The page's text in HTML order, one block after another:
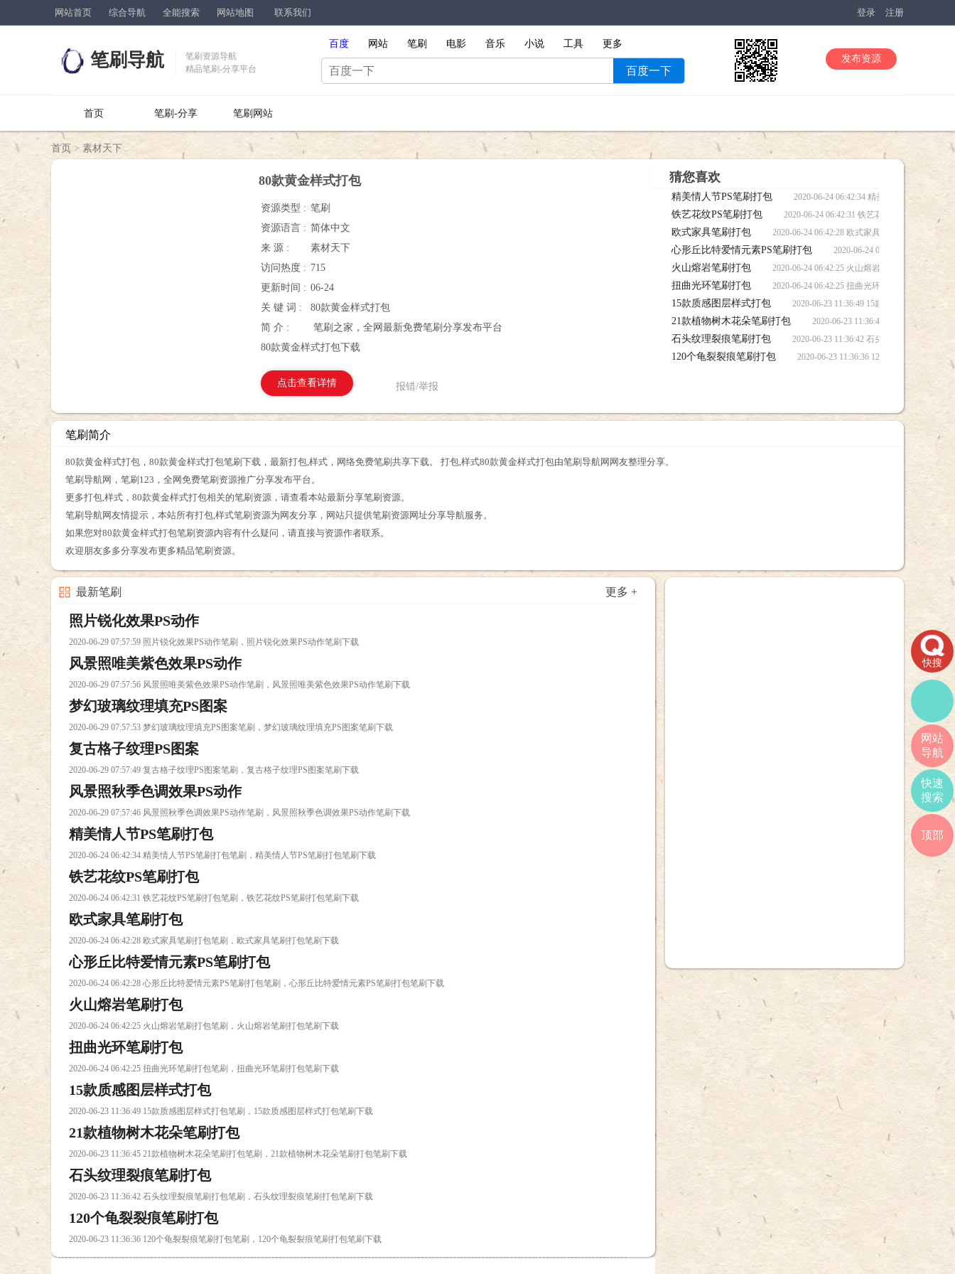
网站首页 综合导航 全能搜索 网站地图 联系我们 登录 注册
笔刷导航
笔刷资源导航
精品笔刷-分享平台
百度 网站 笔刷 电影 音乐 小说 工具 更多
百度一下
发布资源
首页 笔刷-分享 笔刷网站
首页 > 素材天下
80款黄金样式打包
资源类型 : 笔刷
资源语言 : 简体中文
来 源 :
素材天下
访问热度 : 715
更新时间 : 06-24
关 键 词 :
80款黄金样式打包
简 介 :
笔刷之家，全网最新免费笔刷分享发布平台
80款黄金样式打包下载
点击查看详情 报错/举报
猜您喜欢
精美情人节PS笔刷打包 2020-06-24 06:42:34 精美情人节PS笔刷打
铁艺花纹PS笔刷打包 2020-06-24 06:42:31 铁艺花纹PS笔刷打包笔
欧式家具笔刷打包 2020-06-24 06:42:28 欧式家具笔刷打包笔刷，欧
心形丘比特爱情元素PS笔刷打包 2020-06-24 06:42:28 心形丘比
火山熔岩笔刷打包 2020-06-24 06:42:25 火山熔岩笔刷打包笔刷，火
扭曲光环笔刷打包 2020-06-24 06:42:25 扭曲光环笔刷打包笔刷，扭
15款质感图层样式打包 2020-06-23 11:36:49 15款质感图层样式打
21款植物树木花朵笔刷打包 2020-06-23 11:36:45 21款植物树木
石头纹理裂痕笔刷打包 2020-06-23 11:36:42 石头纹理裂痕笔刷打
120个龟裂裂痕笔刷打包 2020-06-23 11:36:36 120个龟裂裂痕笔刷
笔刷简介
80款黄金样式打包，80款黄金样式打包笔刷下载，最新打包,样式，网络免费笔刷共享下载。 打包,样式80款黄金样式打包由笔刷导航网网友整理分享。
笔刷导航网，笔刷123，全网免费笔刷资源推广分享发布平台。
更多打包,样式，80款黄金样式打包相关的笔刷资源，请查看本站最新分享笔刷资源。
笔刷导航网友情提示，本站所有打包,样式笔刷资源为网友分享，网站只提供笔刷资源网址分享导航服务。
如果您对80款黄金样式打包笔刷资源内容有什么疑问，请直接与资源作者联系。
欢迎朋友多多分享发布更多精品笔刷资源。
最新笔刷 更多 +
照片锐化效果PS动作
2020-06-29 07:57:59 照片锐化效果PS动作笔刷，照片锐化效果PS动作笔刷下载
风景照唯美紫色效果PS动作
2020-06-29 07:57:56 风景照唯美紫色效果PS动作笔刷，风景照唯美紫色效果PS动作笔刷下载
梦幻玻璃纹理填充PS图案
2020-06-29 07:57:53 梦幻玻璃纹理填充PS图案笔刷，梦幻玻璃纹理填充PS图案笔刷下载
复古格子纹理PS图案
2020-06-29 07:57:49 复古格子纹理PS图案笔刷，复古格子纹理PS图案笔刷下载
风景照秋季色调效果PS动作
2020-06-29 07:57:46 风景照秋季色调效果PS动作笔刷，风景照秋季色调效果PS动作笔刷下载
精美情人节PS笔刷打包
2020-06-24 06:42:34 精美情人节PS笔刷打包笔刷，精美情人节PS笔刷打包笔刷下载
铁艺花纹PS笔刷打包
2020-06-24 06:42:31 铁艺花纹PS笔刷打包笔刷，铁艺花纹PS笔刷打包笔刷下载
欧式家具笔刷打包
2020-06-24 06:42:28 欧式家具笔刷打包笔刷，欧式家具笔刷打包笔刷下载
心形丘比特爱情元素PS笔刷打包
2020-06-24 06:42:28 心形丘比特爱情元素PS笔刷打包笔刷，心形丘比特爱情元素PS笔刷打包笔刷下载
火山熔岩笔刷打包
2020-06-24 06:42:25 火山熔岩笔刷打包笔刷，火山熔岩笔刷打包笔刷下载
扭曲光环笔刷打包
2020-06-24 06:42:25 扭曲光环笔刷打包笔刷，扭曲光环笔刷打包笔刷下载
15款质感图层样式打包
2020-06-23 11:36:49 15款质感图层样式打包笔刷，15款质感图层样式打包笔刷下载
21款植物树木花朵笔刷打包
2020-06-23 11:36:45 21款植物树木花朵笔刷打包笔刷，21款植物树木花朵笔刷打包笔刷下载
石头纹理裂痕笔刷打包
2020-06-23 11:36:42 石头纹理裂痕笔刷打包笔刷，石头纹理裂痕笔刷打包笔刷下载
120个龟裂裂痕笔刷打包
2020-06-23 11:36:36 120个龟裂裂痕笔刷打包笔刷，120个龟裂裂痕笔刷打包笔刷下载
快搜
网站
导航
快速
搜索
顶部